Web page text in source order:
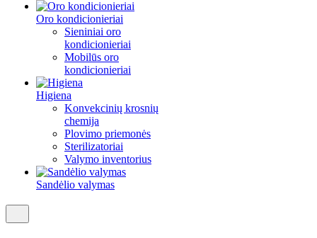
Oro kondicionieriai
Sieniniai oro
kondicionieriai
Mobilūs oro
kondicionieriai
Higiena
Konvekcinių krosnių
chemija
Plovimo priemonės
Sterilizatoriai
Valymo inventorius
Sandėlio valymas